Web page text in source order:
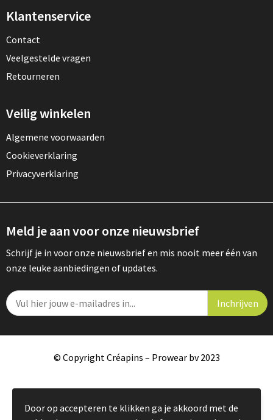
Klantenservice
Contact
Veelgestelde vragen
Retourneren
Veilig winkelen
Algemene voorwaarden
Cookieverklaring
Privacyverklaring
Meld je aan voor onze nieuwsbrief
Schrijf je in voor onze nieuwsbrief en mis nooit meer één van
onze leuke aanbiedingen of updates.
© Copyright Créapins – Prowear bv 2023
Door op accepteren te klikken ga je akkoord met de